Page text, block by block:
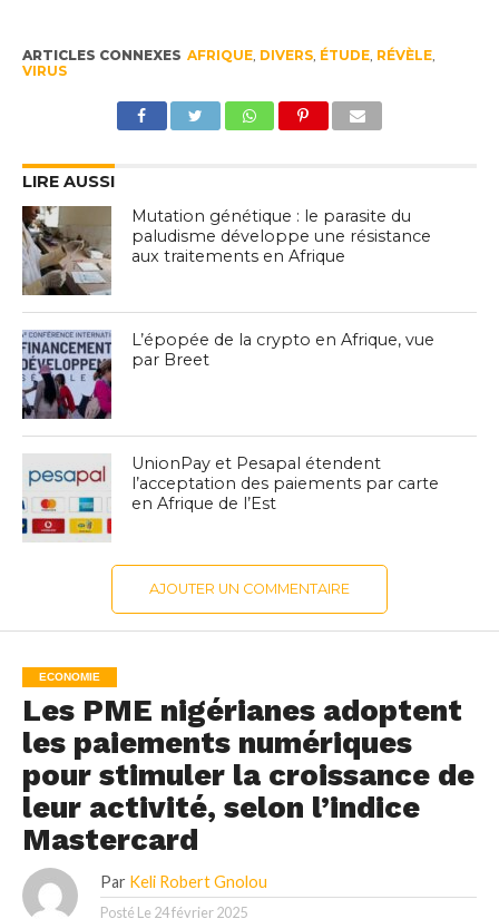
ARTICLES CONNEXES AFRIQUE, DIVERS, ÉTUDE, RÉVÈLE,
VIRUS
LIRE AUSSI
Mutation génétique : le parasite du
paludisme développe une résistance
aux traitements en Afrique
L’épopée de la crypto en Afrique, vue
par Breet
UnionPay et Pesapal étendent
l’acceptation des paiements par carte
en Afrique de l’Est
AJOUTER UN COMMENTAIRE
ECONOMIE
Les PME nigérianes adoptent
les paiements numériques
pour stimuler la croissance de
leur activité, selon l’indice
Mastercard
Par Keli Robert Gnolou
Posté Le 24 février 2025